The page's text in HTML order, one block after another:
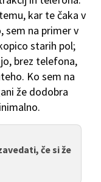
kar te čaka v
sem na primer v
starih pol;
brez telefona,
Ko sem na
že dodobra
če si že